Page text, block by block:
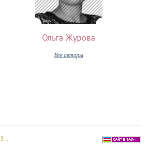
Ольга Журова
Все авторы
г.